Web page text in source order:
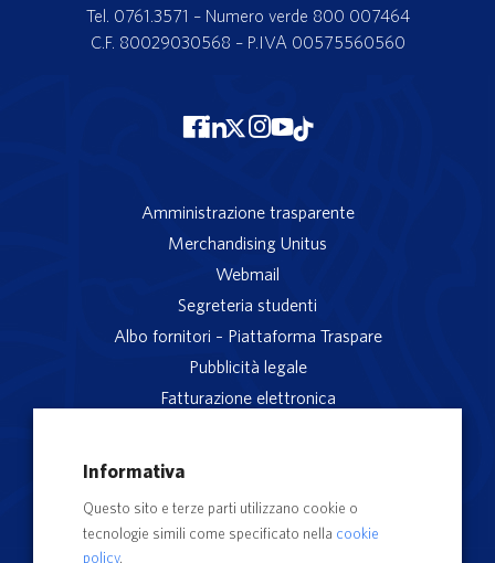
Tel. 0761.3571 – Numero verde 800 007464
C.F. 80029030568 – P.IVA 00575560560
Amministrazione trasparente
Merchandising Unitus
Webmail
Segreteria studenti
Albo fornitori – Piattaforma Traspare
Pubblicità legale
Fatturazione elettronica
Servizio reclami
Informativa
Questo sito e terze parti utilizzano cookie o
tecnologie simili come specificato nella cookie
policy.